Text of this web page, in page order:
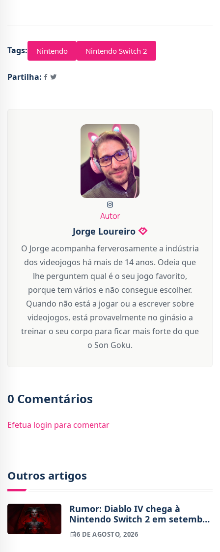
Tags: Nintendo Nintendo Switch 2
Partilha:
Autor
Jorge Loureiro
O Jorge acompanha ferverosamente a indústria
dos videojogos há mais de 14 anos. Odeia que
lhe perguntem qual é o seu jogo favorito,
porque tem vários e não consegue escolher.
Quando não está a jogar ou a escrever sobre
videojogos, está provavelmente no ginásio a
treinar o seu corpo para ficar mais forte do que
o Son Goku.
0 Comentários
Efetua login para comentar
Outros artigos
Rumor: Diablo IV chega à
Nintendo Switch 2 em setembro
e vai custar o preço de um jogo
novo
6 DE AGOSTO, 2026